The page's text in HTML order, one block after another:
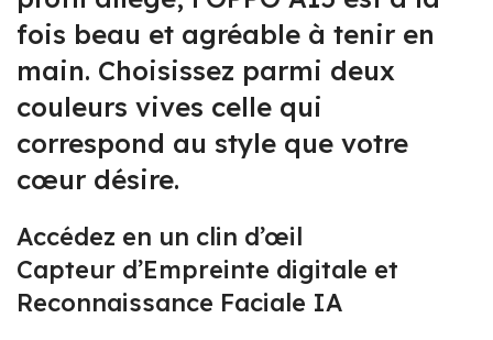
fois beau et agréable à tenir en
main. Choisissez parmi deux
couleurs vives celle qui
correspond au style que votre
cœur désire.
Accédez en un clin d’œil
Capteur d’Empreinte digitale et
Reconnaissance Faciale IA